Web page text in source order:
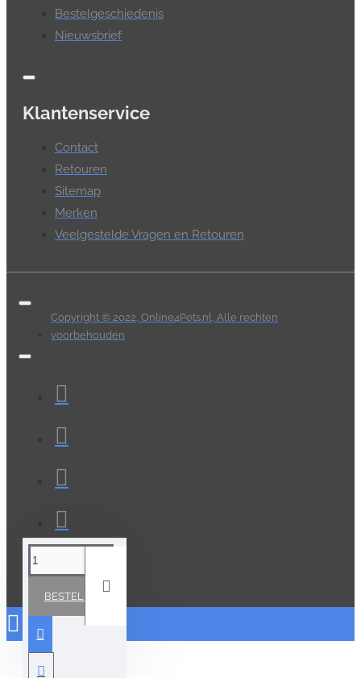
BESTELLEN
Bestelgeschiedenis
Nieuwsbrief
Klantenservice
Contact
Retouren
Sitemap
Merken
Veelgestelde Vragen en Retouren
Copyright © 2022, Online4Pets.nl, Alle rechten
voorbehouden